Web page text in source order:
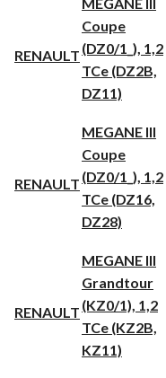
RENAULT
Coupe
(DZ0/1_), 1,2
TCe (DZ2B,
DZ11)
RENAULT
MEGANE III
Coupe
(DZ0/1_), 1,2
TCe (DZ16,
DZ28)
RENAULT
MEGANE III
Grandtour
(KZ0/1), 1,2
TCe (KZ2B,
KZ11)